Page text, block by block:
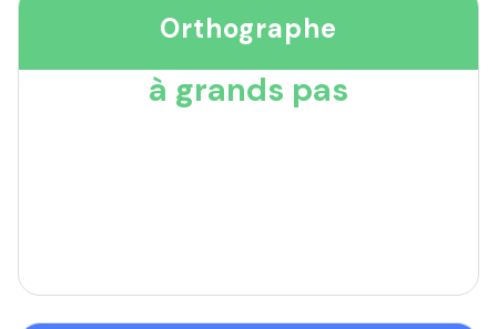
Orthographe
à grands pas